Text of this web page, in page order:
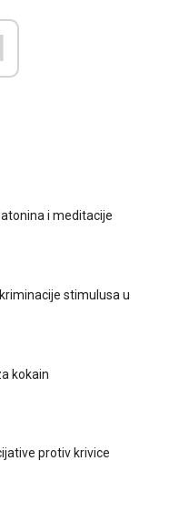
i meditacije
stimulusa u
kokain
protiv krivice